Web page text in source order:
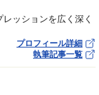
ッションを広く深く
プロフィール詳細
執筆記事一覧